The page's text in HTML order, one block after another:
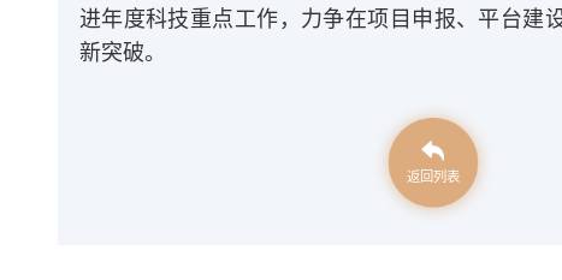
进年度科技重点工作，力争在项目申报、平台建
新突破。
返回列表